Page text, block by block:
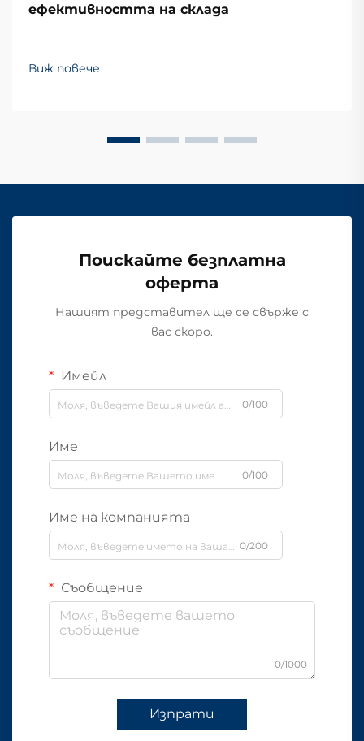
ефективността на склада
Виж повече
Поискайте безплатна
оферта
Нашият представител ще се свърже с
вас скоро.
Имейл
0/100
Име
0/100
Име на компанията
0/200
Съобщение
0/1000
Изпрати